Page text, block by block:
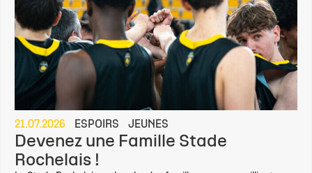
21.07.2026 ESPOIRS JEUNES
Devenez une Famille Stade
Rochelais !